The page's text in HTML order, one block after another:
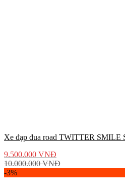
Xe đạp đua road TWITTER SMILE
9.500.000 VNĐ
10.000.000VNĐ
-3%